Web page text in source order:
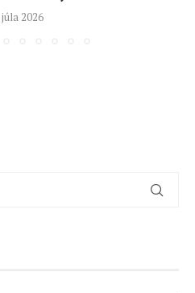
júla 2026